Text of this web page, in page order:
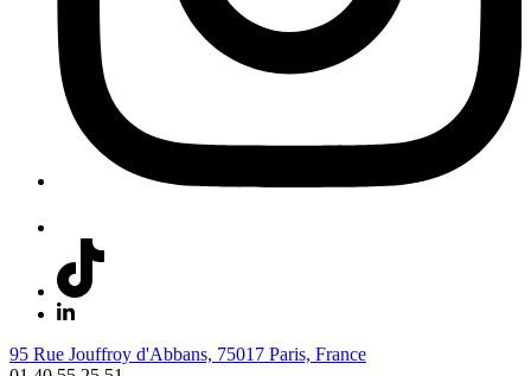
95 Rue Jouffroy d'Abbans, 75017 Paris, France